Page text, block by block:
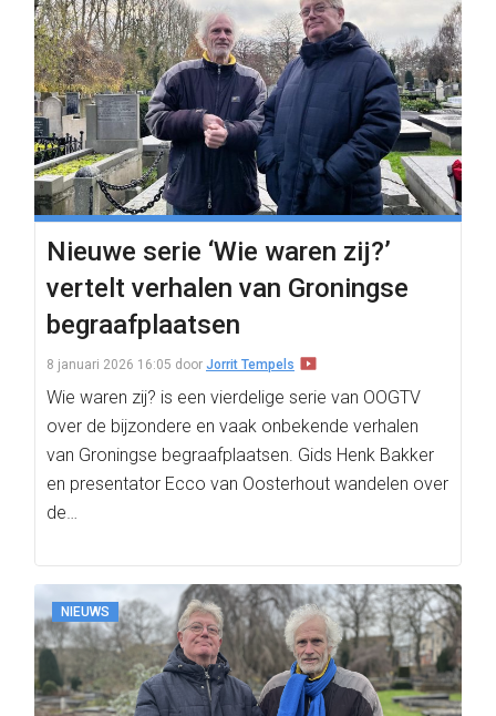
Nieuwe serie ‘Wie waren zij?’
vertelt verhalen van Groningse
begraafplaatsen
8 januari 2026 16:05 door Jorrit Tempels
Wie waren zij? is een vierdelige serie van OOGTV
over de bijzondere en vaak onbekende verhalen
van Groningse begraafplaatsen. Gids Henk Bakker
en presentator Ecco van Oosterhout wandelen over
de…
NIEUWS